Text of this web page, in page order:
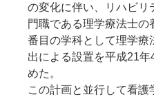
の変化に伴い、リハビリ
門職である理学療法士
番目の学科として理学療
出による設置を平成21
めた。
この計画と並行して看護